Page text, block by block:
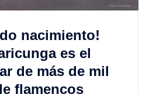
nacimiento!
es el
de más de mil
flamencos